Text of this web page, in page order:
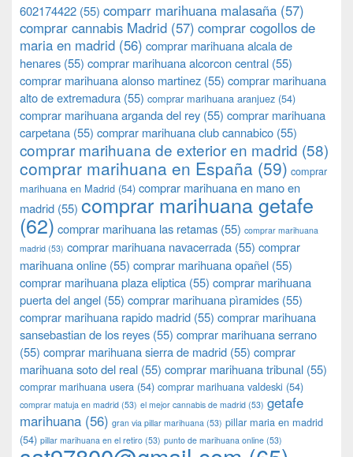
602174422 (55) comparr marihuana malasaña (57)
comprar cannabis Madrid (57) comprar cogollos de
maria en madrid (56) comprar marihuana alcala de
henares (55) comprar marihuana alcorcon central (55)
comprar marihuana alonso martinez (55) comprar marihuana
alto de extremadura (55) comprar marihuana aranjuez (54)
comprar marihuana arganda del rey (55) comprar marihuana
carpetana (55) comprar marihuana club cannabico (55)
comprar marihuana de exterior en madrid (58)
comprar marihuana en España (59) comprar
marihuana en Madrid (54) comprar marihuana en mano en
madrid (55) comprar marihuana getafe
(62) comprar marihuana las retamas (55) comprar marihuana
madrid (53) comprar marihuana navacerrada (55) comprar
marihuana online (55) comprar marihuana opañel (55)
comprar marihuana plaza eliptica (55) comprar marihuana
puerta del angel (55) comprar marihuana pìramides (55)
comprar marihuana rapido madrid (55) comprar marihuana
sansebastian de los reyes (55) comprar marihuana serrano
(55) comprar marihuana sierra de madrid (55) comprar
marihuana soto del real (55) comprar marihuana tribunal (55)
comprar marihuana usera (54) comprar marihuana valdeski (54)
comprar matuja en madrid (53) el mejor cannabis de madrid (53) getafe
marihuana (56) gran via pillar marihuana (53) pillar maria en madrid
(54) pillar marihuana en el retiro (53) punto de marihuana online (53)